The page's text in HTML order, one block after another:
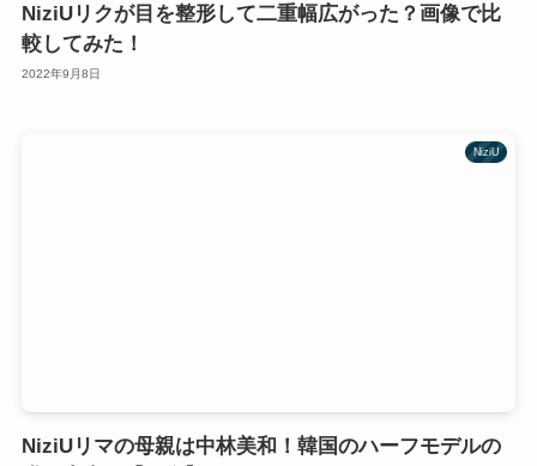
NiziUリクが目を整形して二重幅広がった？画像で比
較してみた！
2022年9月8日
NiziU
NiziUリマの母親は中林美和！韓国のハーフモデルの